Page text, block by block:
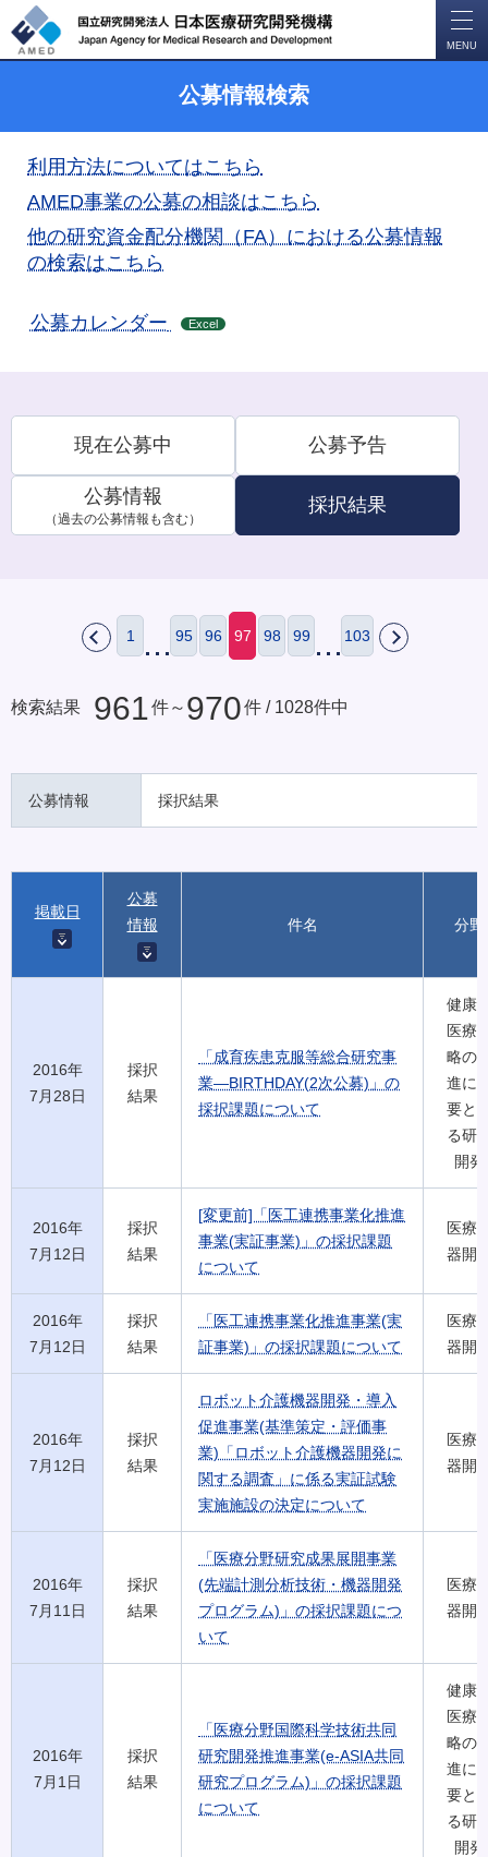
MENU
公募情報検索
利用方法についてはこちら
AMED事業の公募の相談はこちら
他の研究資金配分機関（FA）における公募情報
の検索はこちら
公募カレンダー Excel
現在公募中 公募予告
公募情報
（過去の公募情報も含む）
採択結果
戻
次
1 95 96 97 98 99 103
検索結果 961件～ 970件 / 1028件中
公募情報 採択結果
掲載日
公募
情報
件名 分野
2016年
7月28日
採択
結果
「成育疾患克服等総合研究事
業―BIRTHDAY(2次公募)」の
採択課題について
健康
医療
略の
進に
要と
る研
開発
2016年
7月12日
採択
結果
[変更前]「医工連携事業化推進
事業(実証事業)」の採択課題
について
医療
器開
2016年
7月12日
採択
結果
「医工連携事業化推進事業(実
証事業)」の採択課題について
医療
器開
2016年
7月12日
採択
結果
ロボット介護機器開発・導入
促進事業(基準策定・評価事
業)「ロボット介護機器開発に
関する調査」に係る実証試験
実施施設の決定について
医療
器開
2016年
7月11日
採択
結果
「医療分野研究成果展開事業
(先端計測分析技術・機器開発
プログラム)」の採択課題につ
いて
医療
器開
2016年
7月1日
採択
結果
「医療分野国際科学技術共同
研究開発推進事業(e-ASIA共同
研究プログラム)」の採択課題
について
健康
医療
略の
進に
要と
る研
開発